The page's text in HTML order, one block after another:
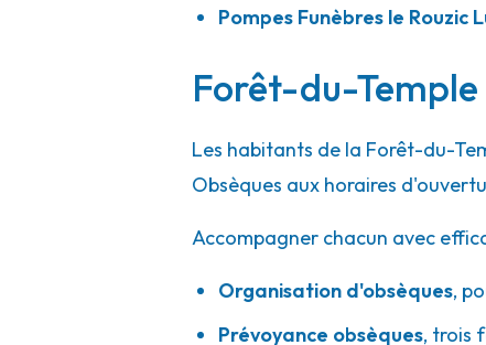
Pompes Funèbres le Rouzic
Forêt-du-Temple
Les habitants de la Forêt-du-
Obsèques aux horaires
Accompagner chacun avec
Organisation d'obsèques,
Prévoyance obsèques, trois